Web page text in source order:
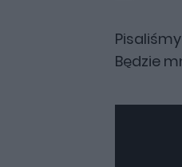
Będzie